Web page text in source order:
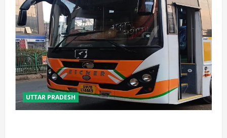
UTTAR PRADESH